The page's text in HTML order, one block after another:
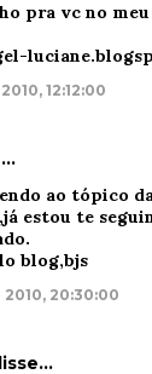
pra vc no
12:12:00
ao tópico
estou te
blog,bjs
20:30:00